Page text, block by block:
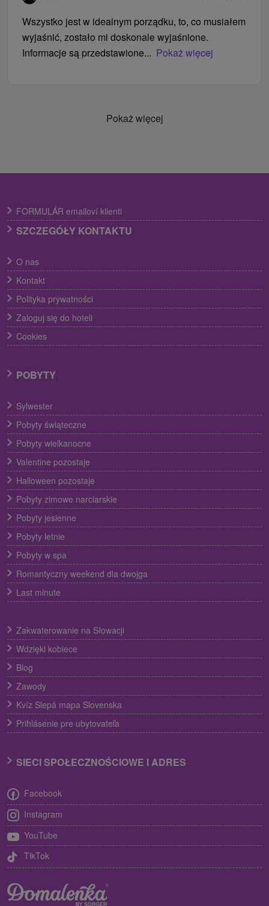
Wszystko jest w idealnym porządku, to, co musiałem
wyjaśnić, zostało mi doskonale wyjaśnione.
Informacje są przedstawione... Pokaż więcej
Pokaż więcej
FORMULÁR emailoví klienti
SZCZEGÓŁY KONTAKTU
O nas
Kontakt
Polityka prywatności
Zaloguj się do hoteli
Cookies
POBYTY
Sylwester
Pobyty świąteczne
Pobyty wielkanocne
Valentine pozostaje
Halloween pozostaje
Pobyty zimowe narciarskie
Pobyty jesienne
Pobyty letnie
Pobyty w spa
Romantyczny weekend dla dwojga
Last minute
Zakwaterowanie na Słowacji
Wdzięki kobiece
Blog
Zawody
Kvíz Slepá mapa Slovenska
Prihlásenie pre ubytovateľa
SIECI SPOŁECZNOŚCIOWE I ADRES
Facebook
Instagram
YouTube
TikTok